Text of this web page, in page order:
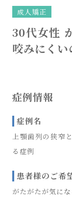
成人矯正
30代女性
咬みにく
症例情報
症例名
上顎歯列の狭窄
る症例
患者様のご希
がたがたが気に